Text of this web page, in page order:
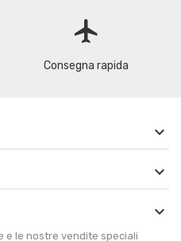
flight
Consegna rapida



e le nostre vendite speciali